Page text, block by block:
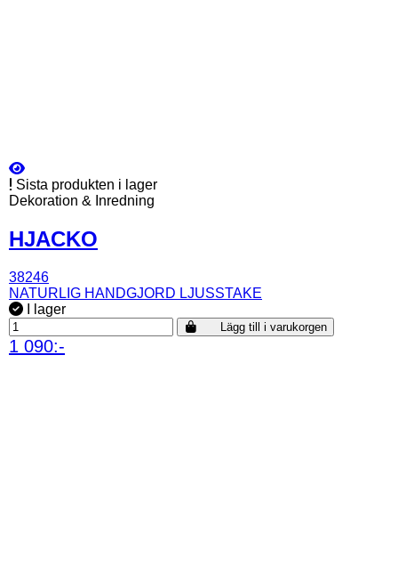
Sista produkten i lager
Dekoration & Inredning
HJACKO
38246
NATURLIG HANDGJORD LJUSSTAKE
I lager
Lägg till i varukorgen
1 090:-